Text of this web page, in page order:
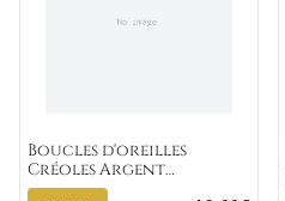
Boucles d'oreilles
Créoles Argent
Donnelly Minimaliste